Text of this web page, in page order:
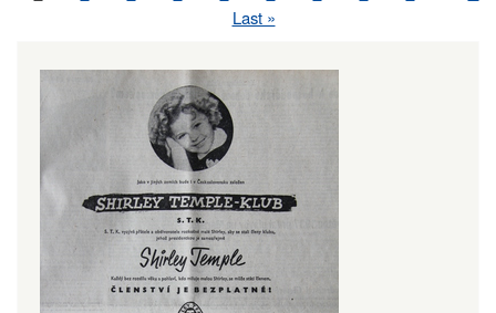
Last
Last »